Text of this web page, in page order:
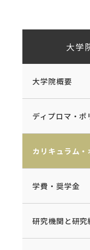
大学
大学院概要
ディプロマ・ポ
カリキュラム・
学費・奨学金
研究機関と研究